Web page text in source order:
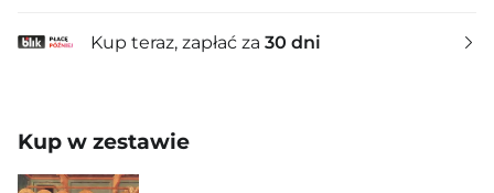
Kup teraz, zapłać za 30 dni
Kup w zestawie